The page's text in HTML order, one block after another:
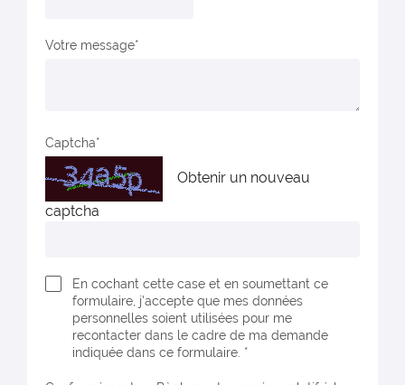
Votre message
Captcha
Obtenir un nouveau
captcha
En cochant cette case et en soumettant ce
formulaire, j'accepte que mes données
personnelles soient utilisées pour me
recontacter dans le cadre de ma demande
indiquée dans ce formulaire. *